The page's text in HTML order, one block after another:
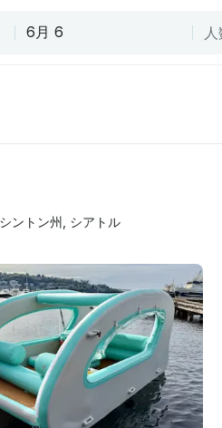
ントン州 シアトル